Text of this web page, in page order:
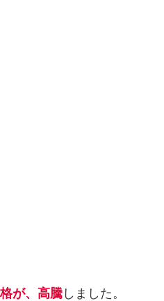
が、高騰しました。